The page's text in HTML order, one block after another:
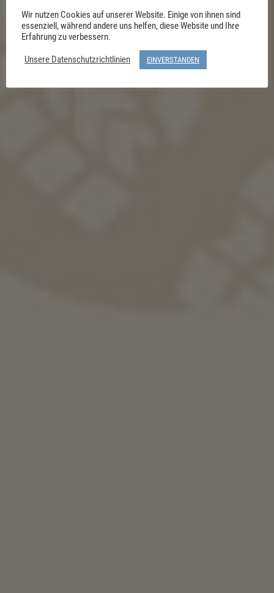
Wir nutzen Cookies auf unserer Website. Einige von ihnen sind
essenziell, während andere uns helfen, diese Website und Ihre
Erfahrung zu verbessern.
Unsere Datenschutzrichtlinien
EINVERSTANDEN